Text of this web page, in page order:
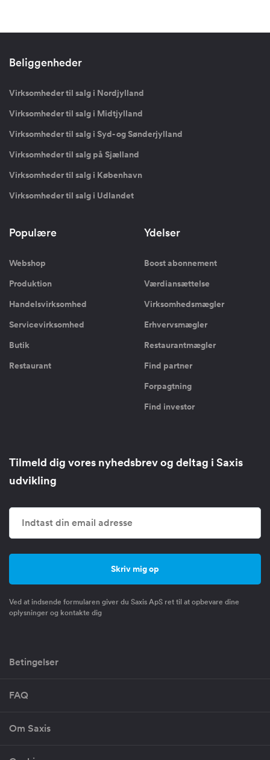
Beliggenheder
Virksomheder til salg i Nordjylland
Virksomheder til salg i Midtjylland
Virksomheder til salg i Syd- og Sønderjylland
Virksomheder til salg på Sjælland
Virksomheder til salg i København
Virksomheder til salg i Udlandet
Populære
Webshop
Produktion
Handelsvirksomhed
Servicevirksomhed
Butik
Restaurant
Ydelser
Boost abonnement
Værdiansættelse
Virksomhedsmægler
Erhvervsmægler
Restaurantmægler
Find partner
Forpagtning
Find investor
Tilmeld dig vores nyhedsbrev og deltag i Saxis
udvikling
Ved at indsende formularen giver du Saxis ApS ret til at opbevare dine
oplysninger og kontakte dig
Betingelser
FAQ
Om Saxis